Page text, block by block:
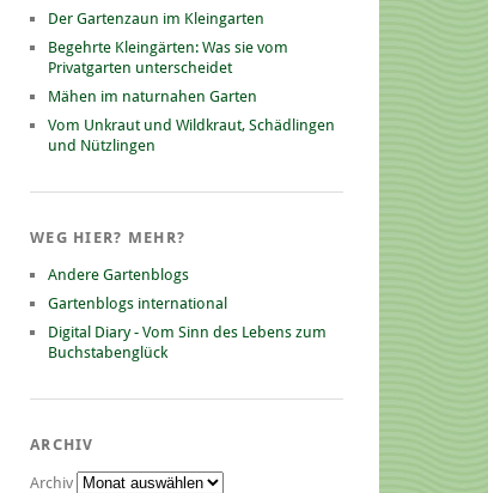
Der Gartenzaun im Kleingarten
Begehrte Kleingärten: Was sie vom
Privatgarten unterscheidet
Mähen im naturnahen Garten
Vom Unkraut und Wildkraut, Schädlingen
und Nützlingen
WEG HIER? MEHR?
Andere Gartenblogs
Gartenblogs international
Digital Diary - Vom Sinn des Lebens zum
Buchstabenglück
ARCHIV
Archiv